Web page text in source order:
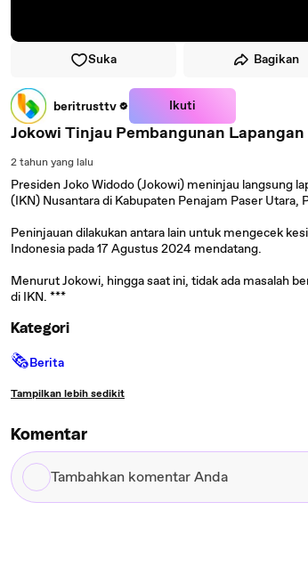
Suka Bagikan
beritrusttv Ikuti
Jokowi Tinjau Pembangunan Lapangan
2 tahun yang lalu
Presiden Joko Widodo (Jokowi) meninjau langsung
(IKN) Nusantara di Kabupaten Penajam Paser
Peninjauan dilakukan antara lain untuk mengecek
Indonesia pada 17 Agustus 2024 mendatang.
Menurut Jokowi, hingga saat ini, tidak ada masalah
di IKN. ***
Kategori
🗞Berita
Tampilkan lebih sedikit
Komentar
Tambahkan
komentar